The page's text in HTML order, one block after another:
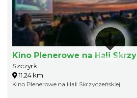
Kino Plenerowe na Hali
Szczyrk
11.24 km
Kino Plenerowe na Hali Skrzyczeńskiej